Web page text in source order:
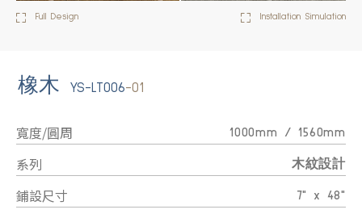
Full Design Installation Simulation
橡木 YS-LT006-01
寬度/圓周 1000mm / 1560mm
系列 木紋設計
鋪設尺寸 7" x 48"